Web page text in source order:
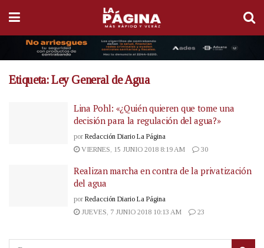
Etiqueta:Ley General de Agua
Lina Pohl: «¿Quién quieren que tome una
decisión para la regulación del agua?»
por Redacción Diario La Página
VIERNES, 15 JUNIO 2018 8:19 AM
30
Realizan marcha en contra de la privatización
del agua
por Redacción Diario La Página
JUEVES, 7 JUNIO 2018 10:13 AM
23